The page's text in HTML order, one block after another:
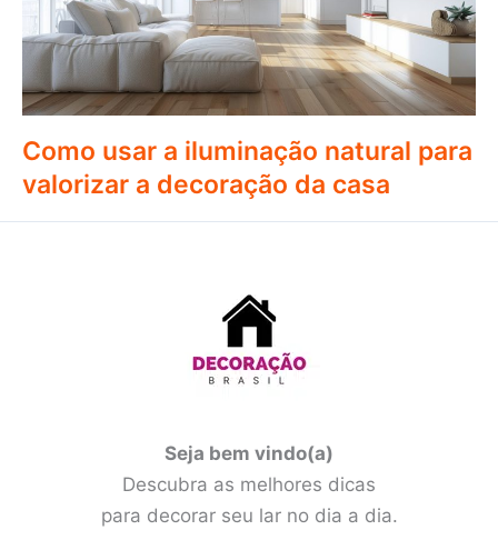
Como usar a iluminação natural para
valorizar a decoração da casa
Seja bem vindo(a)
Descubra as melhores dicas
para decorar seu lar no dia a dia.